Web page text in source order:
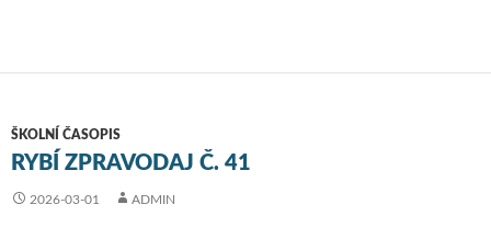
ŠKOLNÍ ČASOPIS
RYBÍ ZPRAVODAJ Č. 41
2026-03-01 ADMIN